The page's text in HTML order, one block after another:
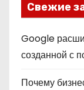
Свежие
Google
созданной с
Почему